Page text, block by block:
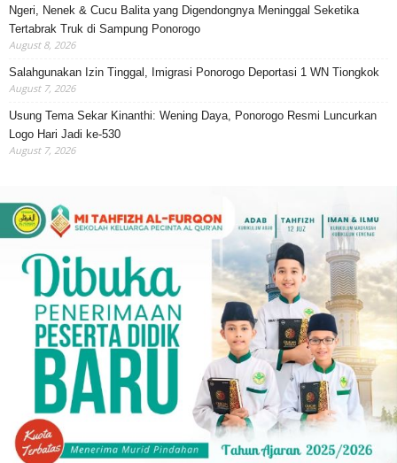
Ngeri, Nenek & Cucu Balita yang Digendongnya Meninggal Seketika
Tertabrak Truk di Sampung Ponorogo
August 8, 2026
Salahgunakan Izin Tinggal, Imigrasi Ponorogo Deportasi 1 WN Tiongkok
August 7, 2026
Usung Tema Sekar Kinanthi: Wening Daya, Ponorogo Resmi Luncurkan
Logo Hari Jadi ke-530
August 7, 2026